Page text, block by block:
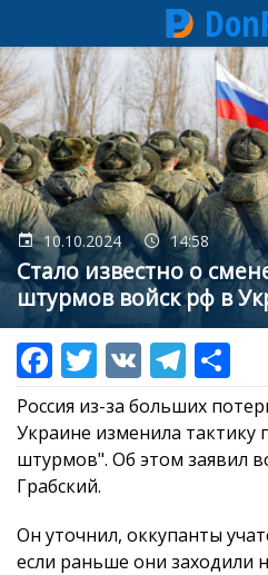
Перейти
к
основному
содержанию
10.10.2024 14:58
Стало известно о
штурмов войск рф в
Россия из-за больших
Украине изменила тактику
штурмов". Об этом заявил
Грабский.
Он уточнил, оккупанты
если раньше они заходили